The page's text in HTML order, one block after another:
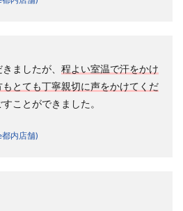
ましたが、 程よい室温で汗をかけ
とても丁寧親切に声をかけてくだ
ことができました。
内店舗)